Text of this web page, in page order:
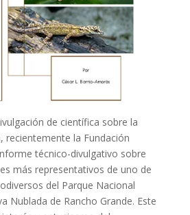
de científica sobre la
recientemente la Fundación
técnico-divulgativo sobre
más representativos de uno de
del Parque Nacional
Nublada de Rancho Grande. Este